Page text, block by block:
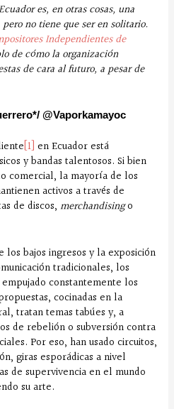
es, en otras cosas, una
no tiene que ser en solitario.
Independientes de
de cómo la organización
de cara al futuro, a pesar de
@Vaporkamayoc
[1] en Ecuador está
y bandas talentosos. Si bien
comercial, la mayoría de los
activos a través de
de discos, merchandisingo
los bajos ingresos y la exposición
tradicionales, los
constantemente los
cocinadas en la
tratan temas tabúes y, a
de rebelión o subversión contra
Por eso, han usado circuitos,
giras esporádicas a nivel
de supervivencia en el mundo
su arte.